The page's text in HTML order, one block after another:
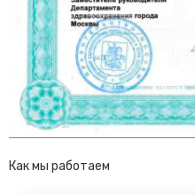
Как мы работаем